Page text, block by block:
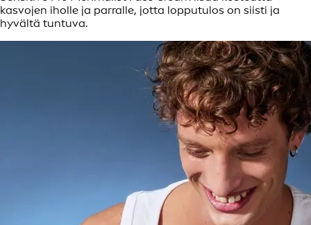
kasvojen iholle ja parralle, jotta lopputulos on siisti ja
hyvältä tuntuva.